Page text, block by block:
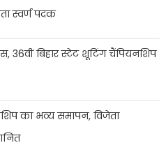
स्वर्ण पदक
36वीं बिहार स्टेट शूटिंग चैंपियनशिप
का भव्य समापन, विजेता